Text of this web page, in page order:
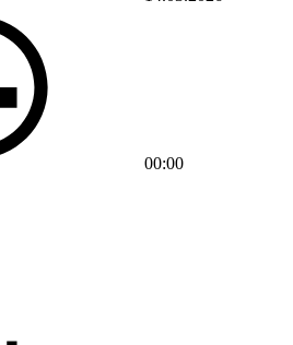
00:00